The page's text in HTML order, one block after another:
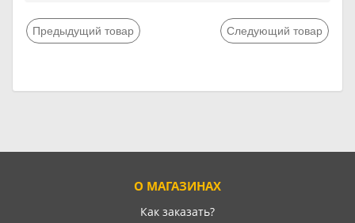
Предыдущий товар Следующий товар
О МАГАЗИНАХ
Как заказать?